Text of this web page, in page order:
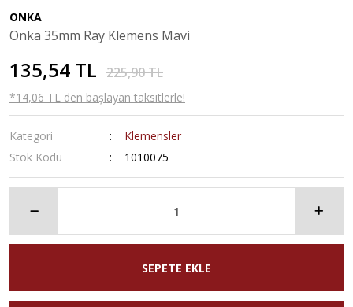
ONKA
Onka 35mm Ray Klemens Mavi
135,54 TL 225,90 TL
*14,06 TL den başlayan taksitlerle!
Kategori
Klemensler
Stok Kodu
1010075
SEPETE EKLE